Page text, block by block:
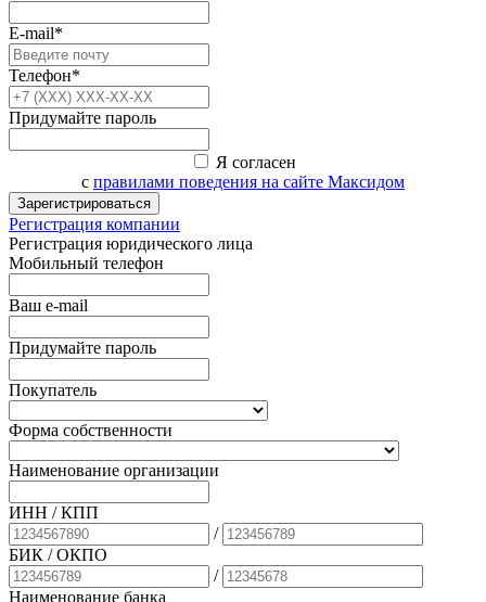
E-mail*
Телефон*
Придумайте пароль
Я согласен
с правилами поведения на сайте Максидом
Зарегистрироваться
Регистрация компании
Регистрация юридического лица
Мобильный телефон
Ваш e-mail
Придумайте пароль
Покупатель
Форма собственности
Наименование организации
ИНН / КПП
/
БИК / ОКПО
/
Наименование банка